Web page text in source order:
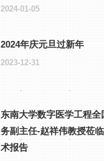
2024-01-05
2024年庆元旦过新年
2023-12-31
东南大学数字医学工程全
务副主任-赵祥伟教授莅
术报告